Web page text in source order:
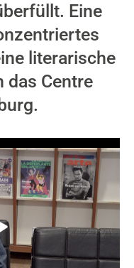
Eine
literarische
das Centre